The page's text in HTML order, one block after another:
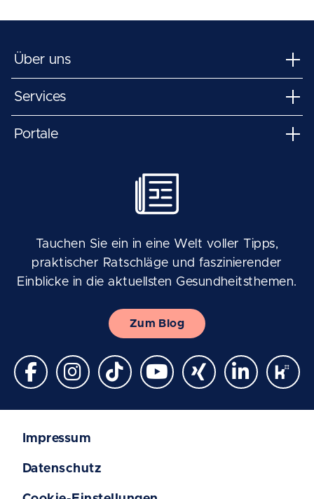
Über uns
Services
Portale
Tauchen Sie ein in eine Welt voller Tipps,
praktischer Ratschläge und faszinierender
Einblicke in die aktuellsten Gesundheitsthemen.
Zum Blog
Impressum
Datenschutz